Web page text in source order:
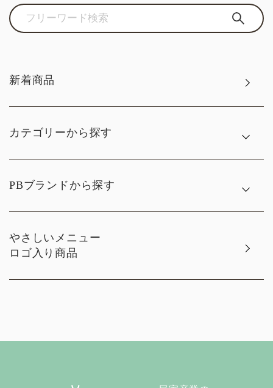
新着商品
カテゴリーから探す
PBブランドから探す
やさしいメニュー
ロゴ入り商品